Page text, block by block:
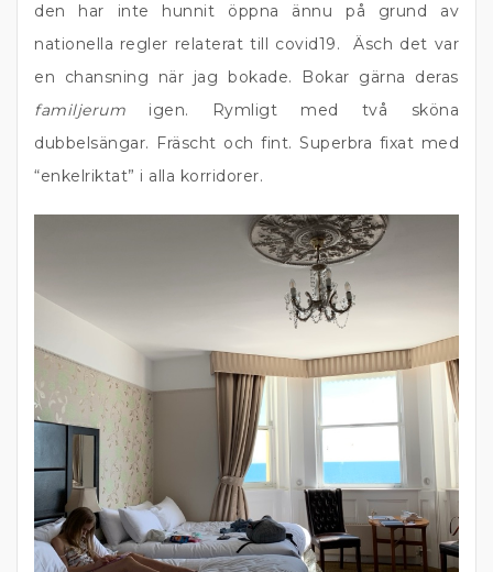
den har inte hunnit öppna ännu på grund av
nationella regler relaterat till covid19. Äsch det var
en chansning när jag bokade. Bokar gärna deras
familjerum igen. Rymligt med två sköna
dubbelsängar. Fräscht och fint. Superbra fixat med
“enkelriktat” i alla korridorer.